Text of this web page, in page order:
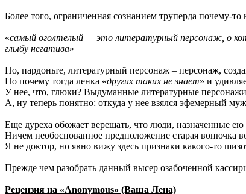
Более того, ограниченная сознанием труперда почему-то
«самый оголтелый — это литературный персонаж, о
глыбу негатива»
Но, пардоньте, литературный персонаж – персонаж,
Но почему тогда ленка «других таких не знает» и
У нее, что, глюки? Выдуманные литературные персонажи
А, ну теперь понятно: откуда у нее взялся эфемерный
Еще дуреха обожает верещать, что люди, назначенные
Ничем необоснованное предположение старая вонючка
Я не доктор, но явно вижу здесь признаки какого-то
Прежде чем разобрать данный высер озабоченной
Рецензия на «Anonymous» (Ваша Лена)